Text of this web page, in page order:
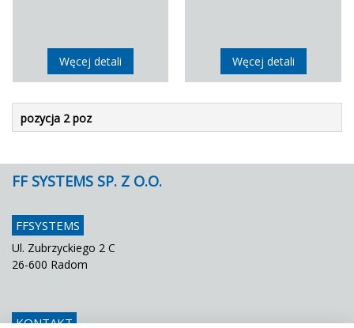
Węcej detali Węcej detali
pozycja 2 poz
FF SYSTEMS SP. Z O.O.
FFSYSTEMS
Ul. Zubrzyckiego 2 C
26-600 Radom
KONTAKT